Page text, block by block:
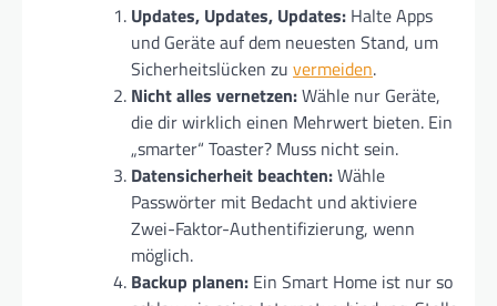
Updates, Updates, Updates: Halte Apps
und Geräte auf dem neuesten Stand, um
Sicherheitslücken zu vermeiden.
Nicht alles vernetzen:Wähle nur Geräte,
die dir wirklich einen Mehrwert bieten. Ein
„smarter“ Toaster? Muss nicht sein.
Datensicherheit beachten:Wähle
Passwörter mit Bedacht und aktiviere
Zwei-Faktor-Authentifizierung, wenn
möglich.
Backup planen: Ein Smart Home ist nur so